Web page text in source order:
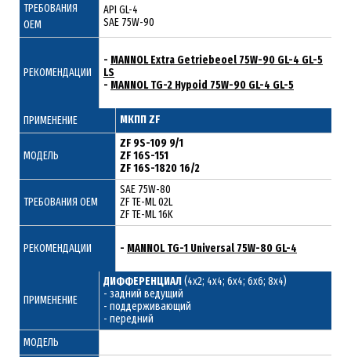
ТРЕБОВАНИЯ
ОЕМ
API GL-4
SAE 75W-90
РЕКОМЕНДАЦИИ
- MANNOL Extra Getriebeoel 75W-90 GL-4 GL-5
LS
- MANNOL TG-2 Hypoid 75W-90 GL-4 GL-5
ПРИМЕНЕНИЕ МКПП ZF
МОДЕЛЬ
ZF 9S-109 9/1
ZF 16S-151
ZF 16S-1820 16/2
ТРЕБОВАНИЯ ОЕМ
SAE 75W-80
ZF TE-ML 02L
ZF TE-ML 16K
РЕКОМЕНДАЦИИ - MANNOL TG-1 Universal 75W-80 GL-4
ПРИМЕНЕНИЕ
ДИФФЕРЕНЦИАЛ(4x2; 4x4; 6x4; 6x6; 8x4)
- задний ведущий
- поддерживающий
- передний
МОДЕЛЬ